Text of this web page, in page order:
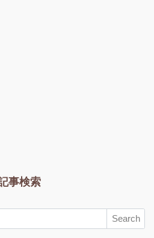
事検索
Search